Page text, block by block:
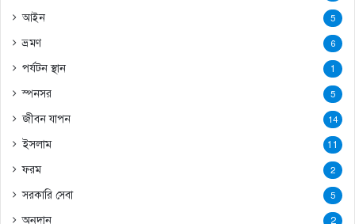
আইন 5
ভ্রমণ 6
পর্যটন স্থান 1
স্পনসর 5
জীবন যাপন 14
ইসলাম 11
ফরম 2
সরকারি সেবা 5
অনুদান 2